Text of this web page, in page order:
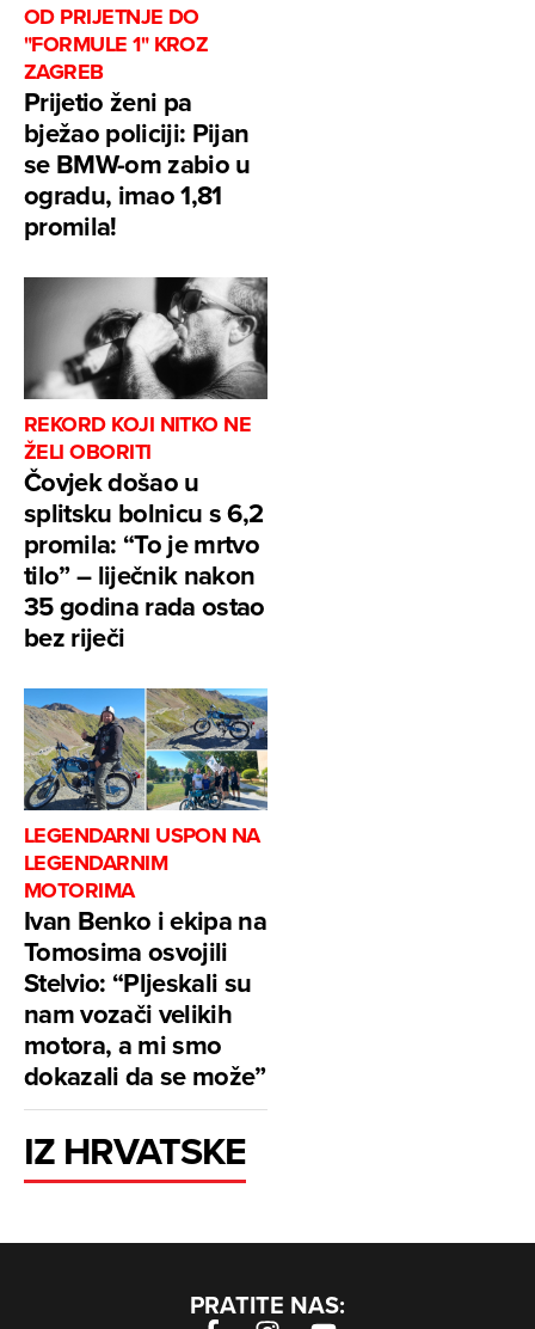
OD PRIJETNJE DO
"FORMULE 1" KROZ
ZAGREB
Prijetio ženi pa
bježao policiji: Pijan
se BMW-om zabio u
ogradu, imao 1,81
promila!
REKORD KOJI NITKO NE
ŽELI OBORITI
Čovjek došao u
splitsku bolnicu s 6,2
promila: “To je mrtvo
tilo” – liječnik nakon
35 godina rada ostao
bez riječi
LEGENDARNI USPON NA
LEGENDARNIM
MOTORIMA
Ivan Benko i ekipa na
Tomosima osvojili
Stelvio: “Pljeskali su
nam vozači velikih
motora, a mi smo
dokazali da se može”
IZ HRVATSKE
PRATITE NAS: